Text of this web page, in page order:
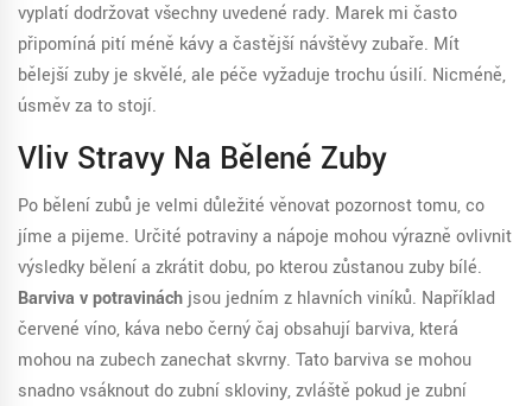
vyplatí dodržovat všechny uvedené rady. Marek mi často
připomíná pití méně kávy a častější návštěvy zubaře. Mít
bělejší zuby je skvělé, ale péče vyžaduje trochu úsilí. Nicméně,
úsměv za to stojí.
Vliv Stravy Na Bělené Zuby
Po bělení zubů je velmi důležité věnovat pozornost tomu, co
jíme a pijeme. Určité potraviny a nápoje mohou výrazně ovlivnit
výsledky bělení a zkrátit dobu, po kterou zůstanou zuby bílé.
Barviva v potravináchjsou jedním z hlavních viníků. Například
červené víno, káva nebo černý čaj obsahují barviva, která
mohou na zubech zanechat skvrny. Tato barviva se mohou
snadno vsáknout do zubní skloviny, zvláště pokud je zubní